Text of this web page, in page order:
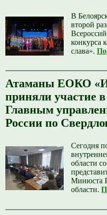
В
второй
конкурса
слава».
Атаманы ЕОКО
приняли участие
Главным
России по
Сегодня
области
Минюста
области.